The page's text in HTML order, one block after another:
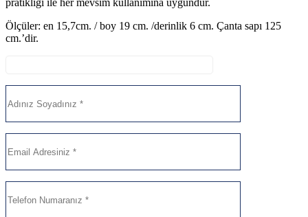
pratikliği ile her mevsim kullanımına uygundur.
Ölçüler: en 15,7cm. / boy 19 cm. /derinlik 6 cm. Çanta sapı 125
cm.’dir.